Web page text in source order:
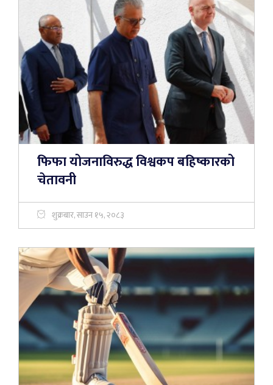
फिफा योजनाविरुद्ध विश्वकप बहिष्कारको
चेतावनी
शुक्रबार, साउन १५, २०८३